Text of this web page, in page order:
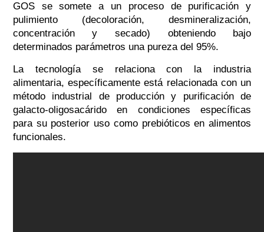
GOS se somete a un proceso de purificación y
pulimiento (decoloración, desmineralización,
concentración y secado) obteniendo bajo
determinados parámetros una pureza del 95%.
La tecnología se relaciona con la industria
alimentaria, específicamente está relacionada con un
método industrial de producción y purificación de
galacto-oligosacárido en condiciones específicas
para su posterior uso como prebióticos en alimentos
funcionales.